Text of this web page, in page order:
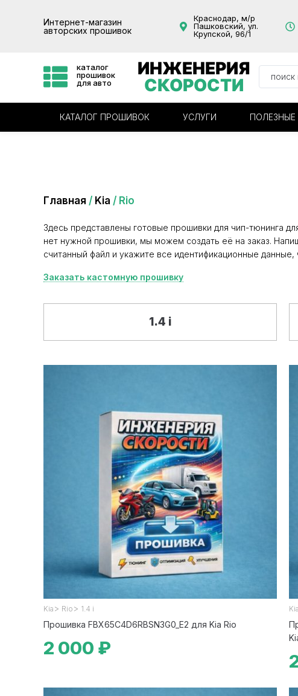
Интернет-магазин
авторских прошивок
Краснодар, м/р
Пашковский, ул.
Крупской, 96/1
каталог
прошивок
для авто
ИНЖЕНЕРИЯ
СКОРОСТИ
КАТАЛОГ ПРОШИВОК УСЛУГИ
Главная / Kia / Rio
Здесь представлены готовые прошивки для чип-тюнинга
нет нужной прошивки, мы можем создать её на заказ.
считанный файл и укажите все идентификационные
Заказать кастомную прошивку
1.4 i
Kia > Rio > 1.4 i
Прошивка FBX65C4D6RBSN3G0_E2 для Kia Rio
2 000 ₽
Kia